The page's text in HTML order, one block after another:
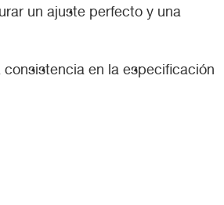
un ajuste perfecto y una
en la especificación